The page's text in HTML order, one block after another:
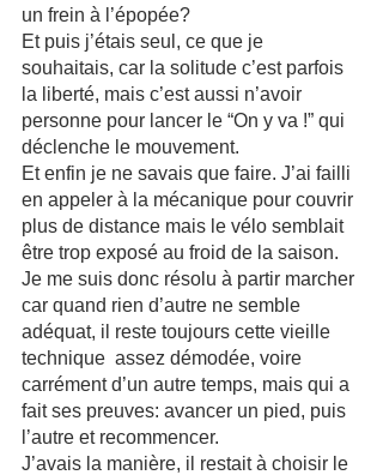
un frein à l’épopée?
Et puis j’étais seul, ce que je
souhaitais, car la solitude c’est parfois
la liberté, mais c’est aussi n’avoir
personne pour lancer le “On y va !” qui
déclenche le mouvement.
Et enfin je ne savais que faire. J’ai failli
en appeler à la mécanique pour couvrir
plus de distance mais le vélo semblait
être trop exposé au froid de la saison.
Je me suis donc résolu à partir marcher
car quand rien d’autre ne semble
adéquat, il reste toujours cette vieille
technique  assez démodée, voire
carrément d’un autre temps, mais qui a
fait ses preuves: avancer un pied, puis
l’autre et recommencer.
J’avais la manière, il restait à choisir le